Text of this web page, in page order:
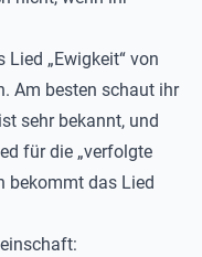
Lied „Ewigkeit“ von
Am besten schaut ihr
sehr bekannt, und
für die „verfolgte
bekommt das Lied